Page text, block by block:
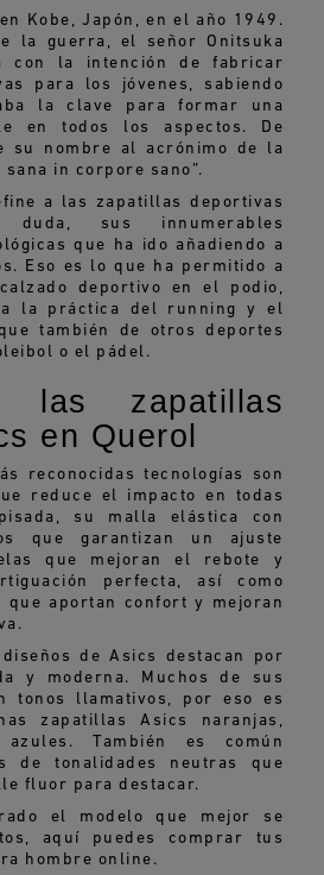
Kobe, Japón, en el año 1949.
la guerra, el señor Onitsuka
con la intención de fabricar
para los jóvenes, sabiendo
la clave para formar una
en todos los aspectos. De
su nombre al acrónimo de la
sana in corpore sano”.
a las zapatillas deportivas
sus innumerables
que ha ido añadiendo a
Eso es lo que ha permitido a
deportivo en el podio,
la práctica del running y el
también de otros deportes
o el pádel.
las zapatillas
en Querol
reconocidas tecnologías son
reduce el impacto en todas
su malla elástica con
que garantizan un ajuste
que mejoran el rebote y
perfecta, así como
que aportan confort y mejoran
de Asics destacan por
y moderna. Muchos de sus
tonos llamativos, por eso es
zapatillas Asics naranjas,
También es común
de tonalidades neutras que
fluor para destacar.
el modelo que mejor se
aquí puedes comprar tus
hombre online.